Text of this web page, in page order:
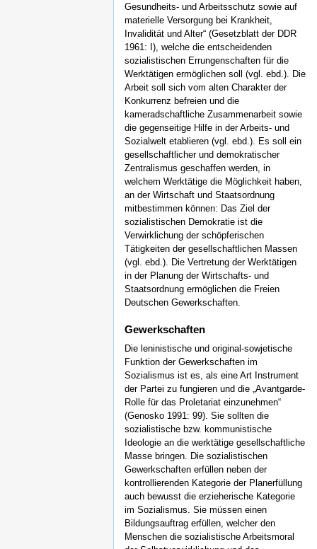
Gesundheits- und Arbeitsschutz sowie auf
materielle Versorgung bei Krankheit,
Invalidität und Alter“ (Gesetzblatt der DDR
1961: I), welche die entscheidenden
sozialistischen Errungenschaften für die
Werktätigen ermöglichen soll (vgl. ebd.). Die
Arbeit soll sich vom alten Charakter der
Konkurrenz befreien und die
kameradschaftliche Zusammenarbeit sowie
die gegenseitige Hilfe in der Arbeits- und
Sozialwelt etablieren (vgl. ebd.). Es soll ein
gesellschaftlicher und demokratischer
Zentralismus geschaffen werden, in
welchem Werktätige die Möglichkeit haben,
an der Wirtschaft und Staatsordnung
mitbestimmen können: Das Ziel der
sozialistischen Demokratie ist die
Verwirklichung der schöpferischen
Tätigkeiten der gesellschaftlichen Massen
(vgl. ebd.). Die Vertretung der Werktätigen
in der Planung der Wirtschafts- und
Staatsordnung ermöglichen die Freien
Deutschen Gewerkschaften.
Gewerkschaften
Die leninistische und original-sowjetische
Funktion der Gewerkschaften im
Sozialismus ist es, als eine Art Instrument
der Partei zu fungieren und die „Avantgarde-
Rolle für das Proletariat einzunehmen“
(Genosko 1991: 99). Sie sollten die
sozialistische bzw. kommunistische
Ideologie an die werktätige gesellschaftliche
Masse bringen. Die sozialistischen
Gewerkschaften erfüllen neben der
kontrollierenden Kategorie der Planerfüllung
auch bewusst die erzieherische Kategorie
im Sozialismus. Sie müssen einen
Bildungsauftrag erfüllen, welcher den
Menschen die sozialistische Arbeitsmoral